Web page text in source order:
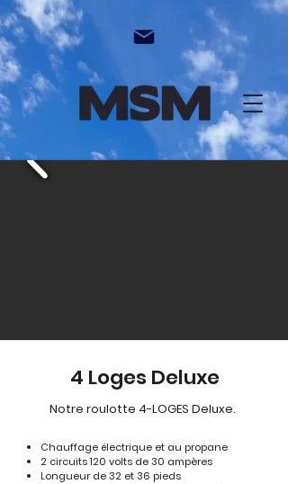
4 Loges Deluxe
Notre roulotte 4-LOGES Deluxe.
Chauffage électrique et au propane
2 circuits 120 volts de 30 ampères
Longueur de 32 et 36 pieds